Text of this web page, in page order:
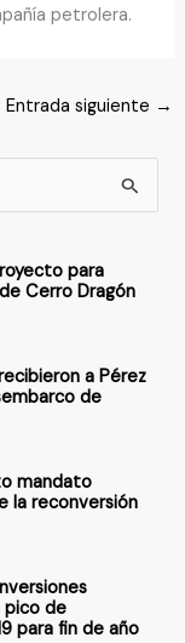
petrolera.
Entrada siguiente →
para
Cerro Dragón
a Pérez
de
mandato
la reconversión
pico de
para fin de año